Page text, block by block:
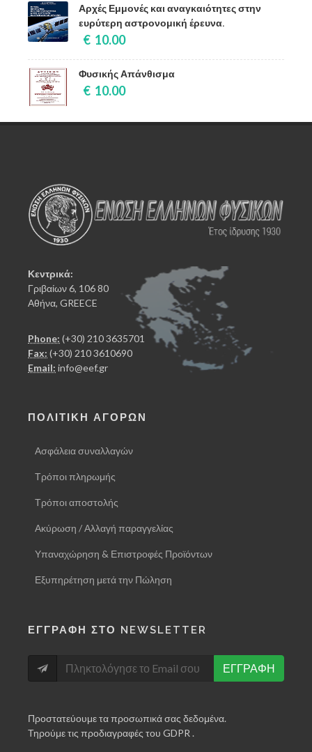
Αρχές Εμμονές και αναγκαιότητες στην
ευρύτερη αστρονομική έρευνα.
€ 10.00
Φυσικής Απάνθισμα
€ 10.00
Κεντρικά:
Γριβαίων 6, 106 80
Αθήνα, GREECE
Phone: (+30) 210 3635701
Fax: (+30) 210 3610690
Email: info@eef.gr
ΠΟΛΙΤΙΚΗ ΑΓΟΡΩΝ
Ασφάλεια συναλλαγών
Τρόποι πληρωμής
Τρόποι αποστολής
Ακύρωση / Αλλαγή παραγγελίας
Υπαναχώρηση & Επιστροφές Προϊόντων
Εξυπηρέτηση μετά την Πώληση
ΕΓΓΡΑΦΗ ΣΤΟ NEWSLETTER
ΕΓΓΡΑΦΗ
Προστατεύουμε τα προσωπικά σας δεδομένα.
Τηρούμε τις προδιαγραφές του GDPR .